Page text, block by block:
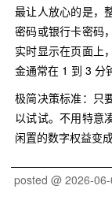
最让人放心的是，
密码或银行卡密码
实时显示在页面上
金通常在 1 到 3 分
极简决策标准：只
以试试。不用特意
闲置的数字权益变成
posted @ 2026-